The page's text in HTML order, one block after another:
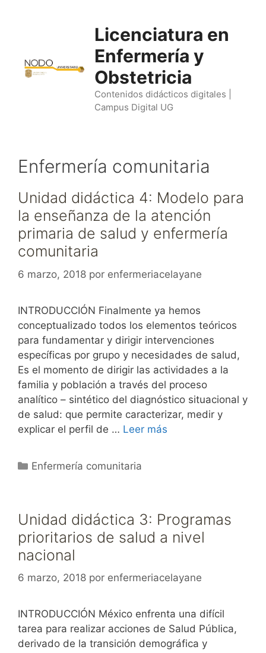
Licenciatura en
Enfermería y
Obstetricia
Contenidos didácticos digitales |
Campus Digital UG
Enfermería comunitaria
Unidad didáctica 4: Modelo para
la enseñanza de la atención
primaria de salud y enfermería
comunitaria
6 marzo, 2018 por enfermeriacelayane
INTRODUCCIÓN Finalmente ya hemos
conceptualizado todos los elementos teóricos
para fundamentar y dirigir intervenciones
específicas por grupo y necesidades de salud,
Es el momento de dirigir las actividades a la
familia y población a través del proceso
analítico – sintético del diagnóstico situacional y
de salud: que permite caracterizar, medir y
explicar el perfil de … Leer más
Categorías
Enfermería comunitaria
Unidad didáctica 3: Programas
prioritarios de salud a nivel
nacional
6 marzo, 2018 por enfermeriacelayane
INTRODUCCIÓN México enfrenta una difícil
tarea para realizar acciones de Salud Pública,
derivado de la transición demográfica y